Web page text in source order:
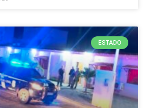
ESTADO